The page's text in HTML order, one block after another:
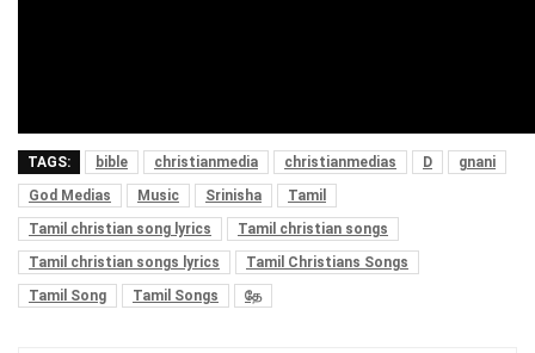
TAGS: bible christianmedia christianmedias D
gnani
God Medias
Music Srinisha
Tamil
Tamil christian song lyrics
Tamil christian songs
Tamil christian songs lyrics
Tamil Christians Songs
Tamil Song
Tamil Songs தே